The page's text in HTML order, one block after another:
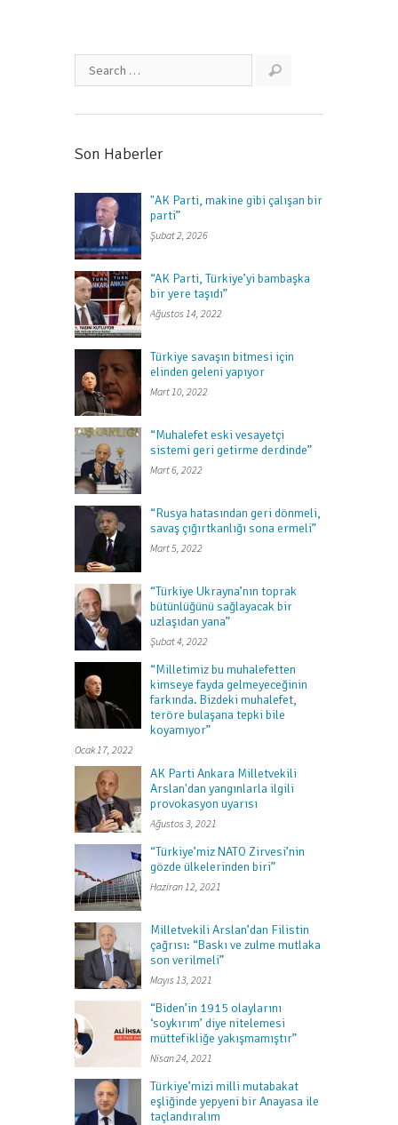
Son Haberler
"AK Parti, makine gibi çalışan bir
parti”
Şubat 2, 2026
“AK Parti, Türkiye’yi bambaşka
bir yere taşıdı”
Ağustos 14, 2022
Türkiye savaşın bitmesi için
elinden geleni yapıyor
Mart 10, 2022
“Muhalefet eski vesayetçi
sistemi geri getirme derdinde”
Mart 6, 2022
“Rusya hatasından geri dönmeli,
savaş çığırtkanlığı sona ermeli”
Mart 5, 2022
“Türkiye Ukrayna’nın toprak
bütünlüğünü sağlayacak bir
uzlaşıdan yana”
Şubat 4, 2022
“Milletimiz bu muhalefetten
kimseye fayda gelmeyeceğinin
farkında. Bizdeki muhalefet,
teröre bulaşana tepki bile
koyamıyor”
Ocak 17, 2022
AK Parti Ankara Milletvekili
Arslan'dan yangınlarla ilgili
provokasyon uyarısı
Ağustos 3, 2021
“Türkiye’miz NATO Zirvesi’nin
gözde ülkelerinden biri”
Haziran 12, 2021
Milletvekili Arslan’dan Filistin
çağrısı: “Baskı ve zulme mutlaka
son verilmeli”
Mayıs 13, 2021
“Biden’in 1915 olaylarını
‘soykırım’ diye nitelemesi
müttefikliğe yakışmamıştır”
Nisan 24, 2021
Türkiye’mizi milli mutabakat
eşliğinde yepyeni bir Anayasa ile
taçlandıralım